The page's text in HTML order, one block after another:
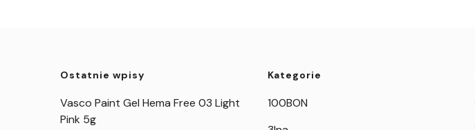
Ostatnie wpisy
Vasco Paint Gel Hema Free 03 Light
Pink 5g
Kategorie
100BON